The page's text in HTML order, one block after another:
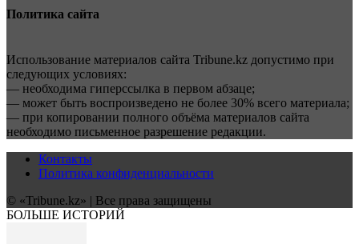
Политика сайта
Использование материалов сайта Tribune.kz допустимо при
следующих условиях:
— необходима гиперссылка в первом абзаце;
— может быть воспроизведено не более 30% всего материала;
— при копировании полного объёма материалов сайта
необходимо письменное разрешение редакции.
Контакты
Политика конфиденциальности
© «Tribune.kz» | Все права защищены
БОЛЬШЕ ИСТОРИЙ